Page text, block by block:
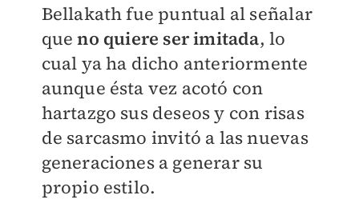
Bellakath fue puntual al señalar
que no quiere ser imitada, lo
cual ya ha dicho anteriormente
aunque ésta vez acotó con
hartazgo sus deseos y con risas
de sarcasmo invitó a las nuevas
generaciones a generar su
propio estilo.